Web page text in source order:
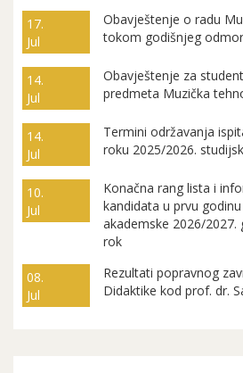
17.
Jul
Obavještenje o radu
tokom godišnjeg
14.
Jul
Obavještenje za
predmeta Muzička
14.
Jul
Termini održavanja
roku 2025/2026.
10.
Jul
Konačna rang lista i
kandidata u prvu
akademske 2026/2027.
rok
08.
Jul
Rezultati popravnog
Didaktike kod prof. dr.